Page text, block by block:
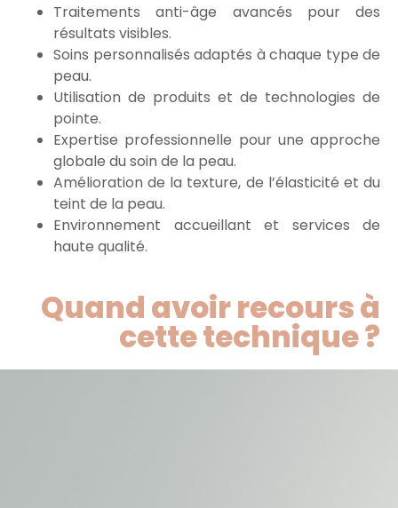
Traitements anti-âge avancés pour des
résultats visibles.
Soins personnalisés adaptés à chaque type de
peau.
Utilisation de produits et de technologies de
pointe.
Expertise professionnelle pour une approche
globale du soin de la peau.
Amélioration de la texture, de l’élasticité et du
teint de la peau.
Environnement accueillant et services de
haute qualité.
Quand avoir recours à
cette technique ?